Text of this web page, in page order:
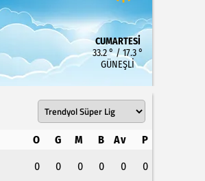
CUMARTESI
33.2 ° / 17.3 °
GÜNEŞLI
O G M B Av
P
0 0 0 0 0 0